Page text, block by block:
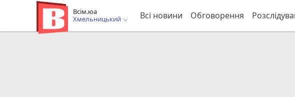
Всім.юа
Хмельницький
Всі новини Обговорення